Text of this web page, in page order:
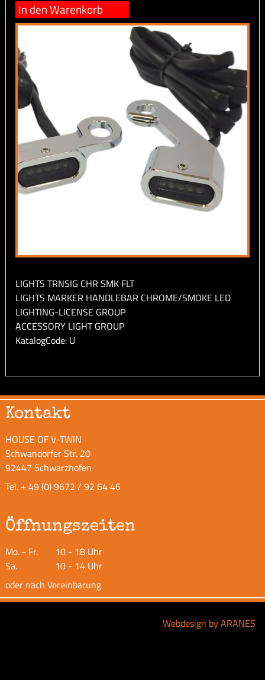
In den Warenkorb
LIGHTS TRNSIG CHR SMK FLT
LIGHTS MARKER HANDLEBAR CHROME/SMOKE LED
LIGHTING-LICENSE GROUP
ACCESSORY LIGHT GROUP
KatalogCode: U
Kontakt
HOUSE OF V-TWIN
Schwandorfer Str. 20
92447 Schwarzhofen
Tel. + 49 (0) 9672 / 92 64 46
Öffnungszeiten
Mo. - Fr.
10 - 18 Uhr
Sa.
10 - 14 Uhr
oder nach Vereinbarung
Webdesign by ARANES